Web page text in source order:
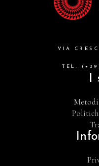
VIA
TEL.